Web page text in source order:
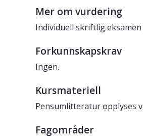
Mer om vurdering
Individuell skriftlig eksamen
Forkunnskapskrav
Ingen.
Kursmateriell
Pensumlitteratur opplyses
Fagområder